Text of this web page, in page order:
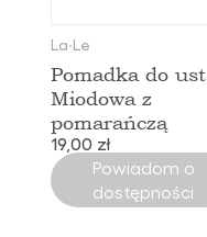
La∙Le
Pomadka do ust
Miodowa z
pomarańczą
19,00 zł
Powiadom o
dostępności